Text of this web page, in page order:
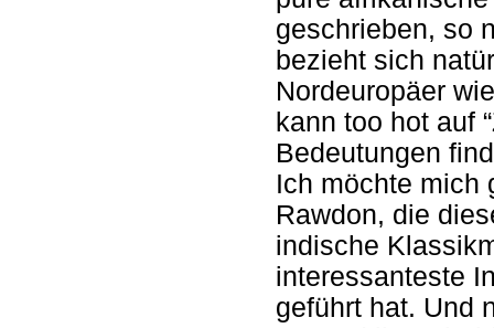
geschrieben, so
bezieht sich
Nordeuropäer
kann too hot auf
Bedeutungen
Ich möchte mich
Rawdon, die
indische
interessanteste
geführt hat. Und